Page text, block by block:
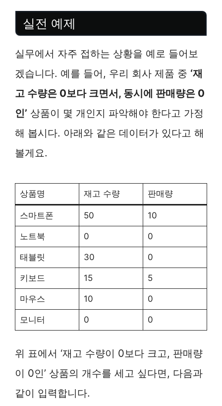
실전 예제
실무에서 자주 접하는 상황을 예로 들어보
겠습니다. 예를 들어, 우리 회사 제품 중 ‘재
고 수량은 0보다 크면서, 동시에 판매량은 0
인’ 상품이 몇 개인지 파악해야 한다고 가정
해 봅시다. 아래와 같은 데이터가 있다고 해
볼게요.
상품명 재고 수량 판매량
스마트폰 50 10
노트북 0 0
태블릿 30 0
키보드 15 5
마우스 10 0
모니터 0 0
위 표에서 ‘재고 수량이 0보다 크고, 판매량
이 0인’ 상품의 개수를 세고 싶다면, 다음과
같이 입력합니다.